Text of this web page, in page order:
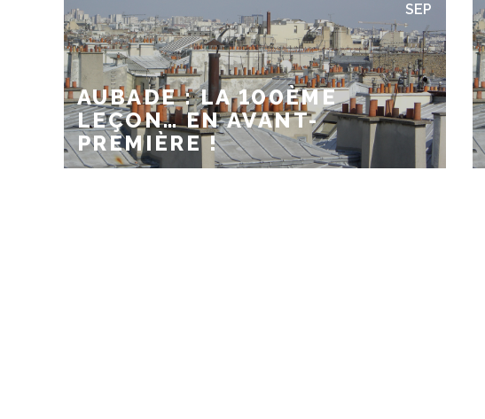
SEP
AUBADE : LA 100ÈME
LEÇON… EN AVANT-
PREMIÈRE !